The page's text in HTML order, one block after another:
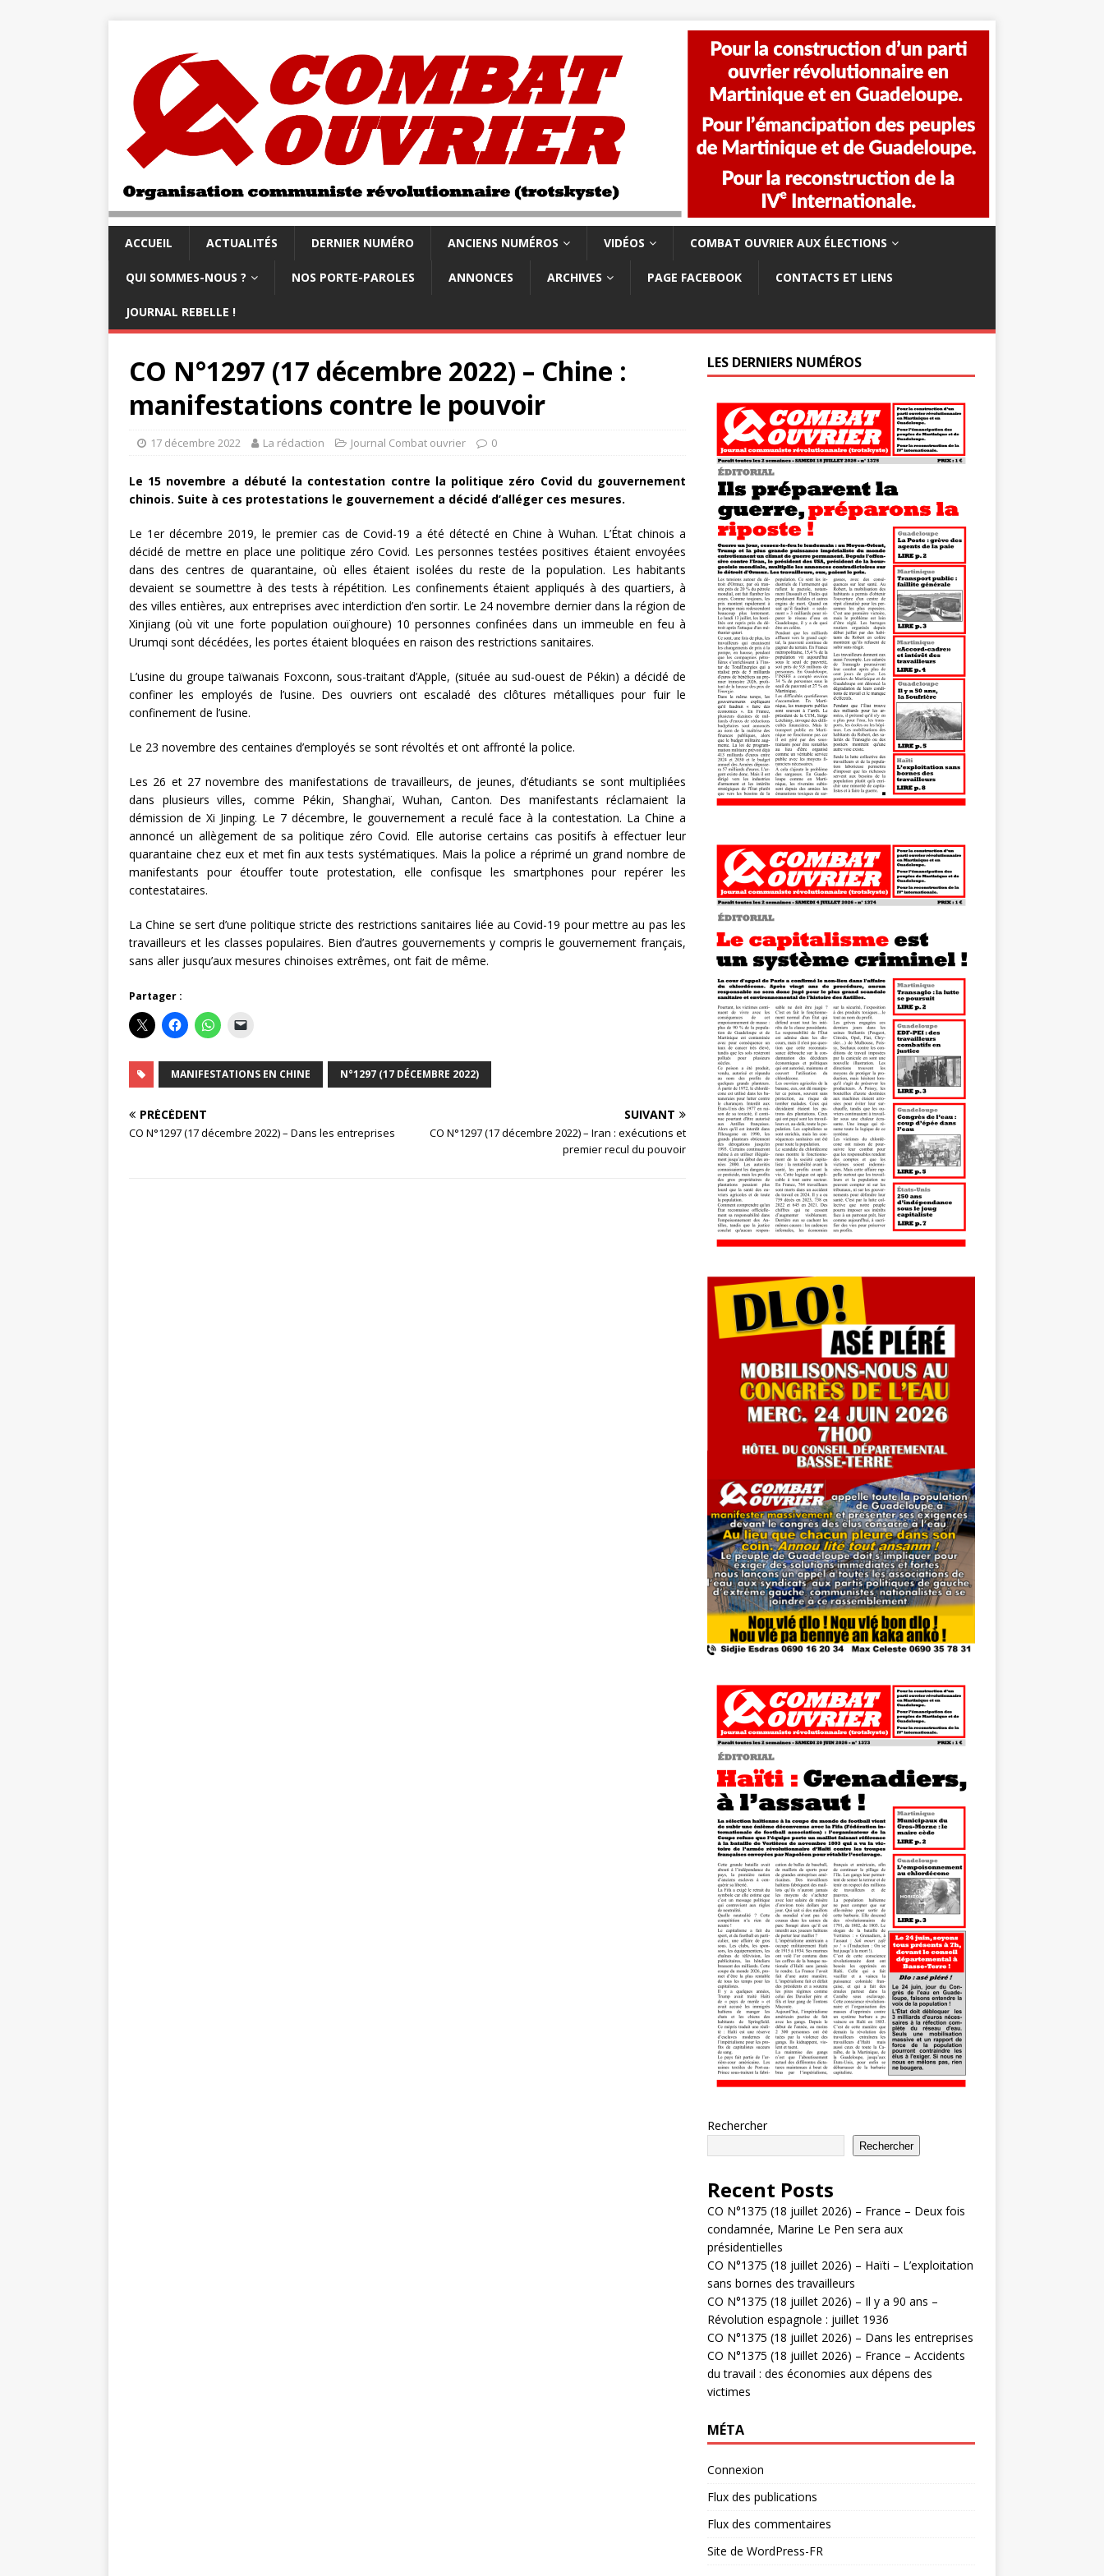
ACCUEIL ACTUALITÉS DERNIER NUMÉRO ANCIENS NUMÉROS VIDÉOS COMBAT OUVRIER AUX ÉLECTIONS
QUI SOMMES-NOUS ? NOS PORTE-PAROLES ANNONCES ARCHIVES PAGE FACEBOOK CONTACTS ET LIENS
JOURNAL REBELLE !
CO N°1297 (17 décembre 2022) – Chine :
manifestations contre le pouvoir
17 décembre 2022 La rédaction Journal Combat ouvrier 0
Le 15 novembre a débuté la contestation contre la politique zéro Covid du gouvernement
chinois. Suite à ces protestations le gouvernement a décidé d’alléger ces mesures.
Le 1er décembre 2019, le premier cas de Covid-19 a été détecté en Chine à Wuhan. L’État chinois a
décidé de mettre en place une politique zéro Covid. Les personnes testées positives étaient envoyées
dans des centres de quarantaine, où elles étaient isolées du reste de la population. Les habitants
devaient se soumettre à des tests à répétition. Les confinements étaient appliqués à des quartiers, à
des villes entières, aux entreprises avec interdiction d’en sortir. Le 24 novembre dernier dans la région de
Xinjiang (où vit une forte population ouïghoure) 10 personnes confinées dans un immeuble en feu à
Urumqi sont décédées, les portes étaient bloquées en raison des restrictions sanitaires.
L’usine du groupe taïwanais Foxconn, sous-traitant d’Apple, (située au sud-ouest de Pékin) a décidé de
confiner les employés de l’usine. Des ouvriers ont escaladé des clôtures métalliques pour fuir le
confinement de l’usine.
Le 23 novembre des centaines d’employés se sont révoltés et ont affronté la police.
Les 26 et 27 novembre des manifestations de travailleurs, de jeunes, d’étudiants se sont multipliées
dans plusieurs villes, comme Pékin, Shanghaï, Wuhan, Canton. Des manifestants réclamaient la
démission de Xi Jinping. Le 7 décembre, le gouvernement a reculé face à la contestation. La Chine a
annoncé un allègement de sa politique zéro Covid. Elle autorise certains cas positifs à effectuer leur
quarantaine chez eux et met fin aux tests systématiques. Mais la police a réprimé un grand nombre de
manifestants pour étouffer toute protestation, elle confisque les smartphones pour repérer les
contestataires.
La Chine se sert d’une politique stricte des restrictions sanitaires liée au Covid-19 pour mettre au pas les
travailleurs et les classes populaires. Bien d’autres gouvernements y compris le gouvernement français,
sans aller jusqu’aux mesures chinoises extrêmes, ont fait de même.
Partager :
MANIFESTATIONS EN CHINE N°1297 (17 DÉCEMBRE 2022)
PRÉCÉDENT
CO N°1297 (17 décembre 2022) – Dans les entreprises
SUIVANT
CO N°1297 (17 décembre 2022) – Iran : exécutions et
premier recul du pouvoir
LES DERNIERS NUMÉROS
Rechercher
Rechercher
Recent Posts
CO N°1375 (18 juillet 2026) – France – Deux fois
condamnée, Marine Le Pen sera aux
présidentielles
CO N°1375 (18 juillet 2026) – Haïti – L’exploitation
sans bornes des travailleurs
CO N°1375 (18 juillet 2026) – Il y a 90 ans –
Révolution espagnole : juillet 1936
CO N°1375 (18 juillet 2026) – Dans les entreprises
CO N°1375 (18 juillet 2026) – France – Accidents
du travail : des économies aux dépens des
victimes
MÉTA
Connexion
Flux des publications
Flux des commentaires
Site de WordPress-FR